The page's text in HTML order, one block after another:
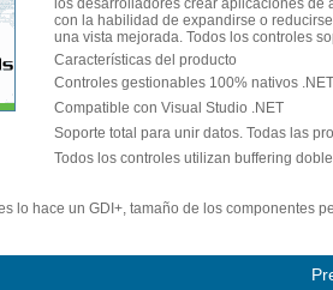
los desarrolladores crear aplicaciones
con la habilidad de expandirse o
una vista mejorada. Todos los controles
Características del producto
Controles gestionables 100% nativos
Compatible con Visual Studio .NET
Soporte total para unir datos. Todas las
Todos los controles utilizan buffering
lo hace un GDI+, tamaño de los componentes